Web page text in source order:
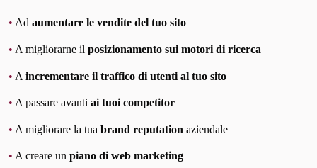
• Ad aumentare le vendite del tuo sito
• A migliorarne il posizionamento sui motori di ricerca
• A incrementare il traffico di utenti al tuo sito
• A passare avanti ai tuoi competitor
• A migliorare la tua brand reputation aziendale
• A creare un piano di web marketing